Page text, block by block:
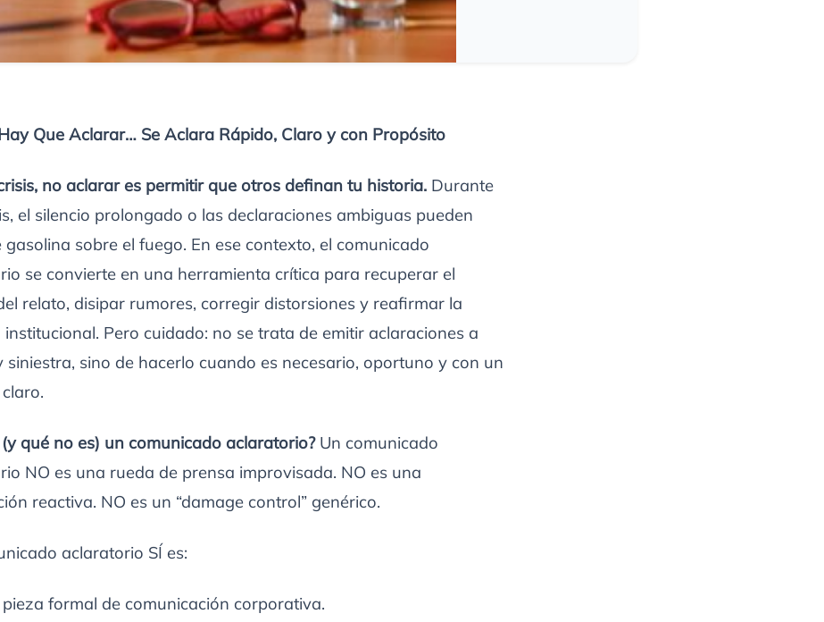
Que Aclarar… Se Aclara Rápido, Claro y con Propósito
no aclarar es permitir que otros definan tu historia. Durante
el silencio prolongado o las declaraciones ambiguas pueden
gasolina sobre el fuego. En ese contexto, el comunicado
se convierte en una herramienta crítica para recuperar el
relato, disipar rumores, corregir distorsiones y reafirmar la
institucional. Pero cuidado: no se trata de emitir aclaraciones a
siniestra, sino de hacerlo cuando es necesario, oportuno y con un
(y qué no es) un comunicado aclaratorio? Un comunicado
NO es una rueda de prensa improvisada. NO es una
reactiva. NO es un “damage control” genérico.
aclaratorio SÍ es:
formal de comunicación corporativa.